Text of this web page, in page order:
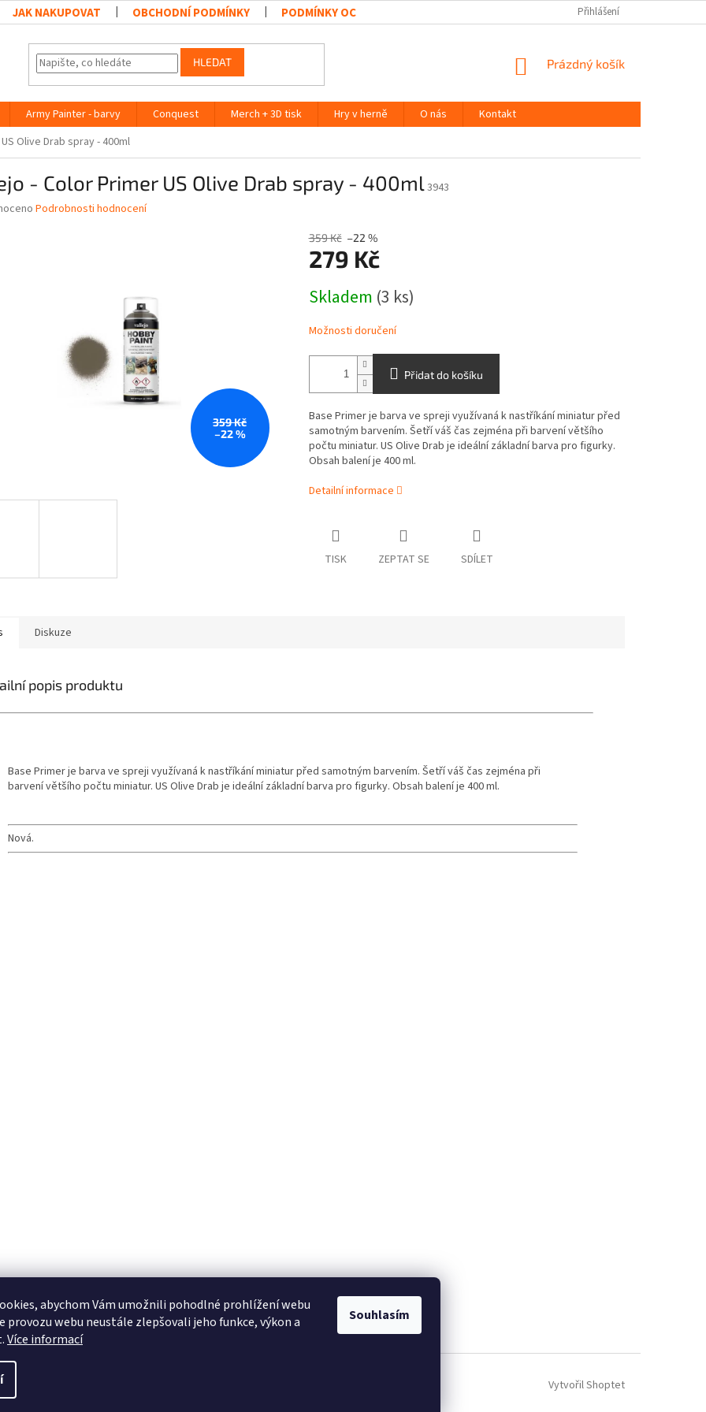
abychom Vám umožnili pohodlné prohlížení webu
provozu webu neustále zlepšovali jeho funkce, výkon a
Více informací
Souhlasím
JAK NAKUPOVAT OBCHODNÍ PODMÍNKY PODMÍNKY OCHRANY OSOBNÍCH ÚDAJŮ Přihlášení
HLEDAT
NÁKUPNÍ
Prázdný košík
Army Painter - barvy Conquest Merch + 3D tisk Hry v herně O nás
Kontakt
Olive Drab spray - 400ml
- Color Primer US Olive Drab spray - 400ml3943
Podrobnosti hodnocení
359 Kč
–22 %
359 Kč –22 %
279 Kč
cena:
Skladem (3 ks)
Možnosti doručení
Přidat do košíku
Base Primer je barva ve spreji využívaná k nastříkání miniatur před
samotným barvením. Šetří váš čas zejména při barvení většího
počtu miniatur. US Olive Drab je ideální základní barva pro figurky.
Obsah balení je 400 ml.
Detailní informace
TISK ZEPTAT SE SDÍLET
Diskuze
popis produktu
Base Primer je barva ve spreji využívaná k nastříkání miniatur před samotným barvením. Šetří váš čas zejména při
barvení většího počtu miniatur. US Olive Drab je ideální základní barva pro figurky. Obsah balení je 400 ml.
Nová.
Vytvořil Shoptet